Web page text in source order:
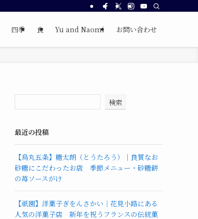
四季 食 Yu and Naomi お問い合わせ
検索
最近の投稿
【烏丸五条】糖太朗（とうたろう）｜良質なお
砂糖にこだわったお店 季節メニュー・砂糖餅
の苺ソースがけ
【祇園】洋菓子ぎをんさかい｜花見小路にある
人気の洋菓子店 新年を祝うフランスの伝統菓